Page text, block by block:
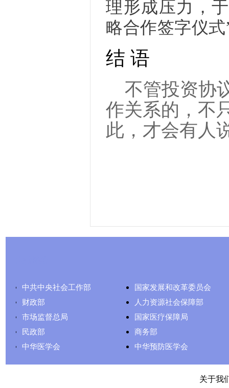
理形成压力，
略合作签字仪
结 语
不管投资协
作关系的，不
此，才会有人
中共中央社会工作部
国家发展和改革委员会
财政部
人力资源社会保障部
市场监督总局
国家医疗保障局
民政部
商务部
中华医学会
中华预防医学会
关于我